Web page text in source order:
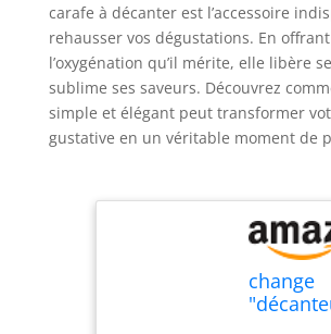
carafe à décanter est l’accessoire
rehausser vos dégustations. En
l’oxygénation qu’il mérite, elle libère
sublime ses saveurs. Découvrez
simple et élégant peut transformer
gustative en un véritable moment de
change